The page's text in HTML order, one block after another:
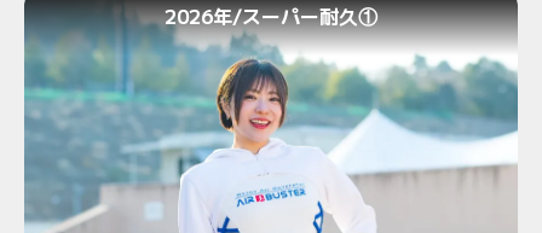
2026年/スーパー耐久①